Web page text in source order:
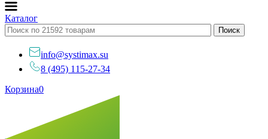
Каталог
info@systimax.su
8 (495) 115-27-34
Корзина0